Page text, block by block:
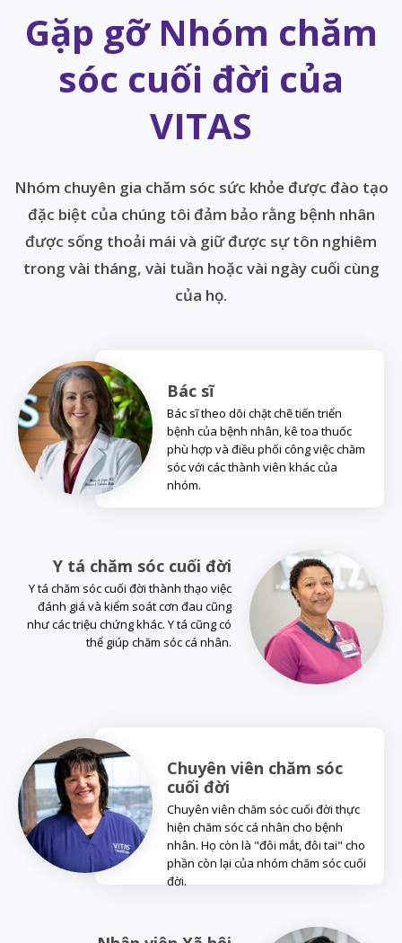
Gặp gỡ Nhóm chăm
sóc cuối đời của
VITAS
Nhóm chuyên gia chăm sóc sức khỏe được đào tạo
đặc biệt của chúng tôi đảm bảo rằng bệnh nhân
được sống thoải mái và giữ được sự tôn nghiêm
trong vài tháng, vài tuần hoặc vài ngày cuối cùng
của họ.
Bác sĩ
Bác sĩ theo dõi chặt chẽ tiến triển
bệnh của bệnh nhân, kê toa thuốc
phù hợp và điều phối công việc chăm
sóc với các thành viên khác của
nhóm.
Y tá chăm sóc cuối đời
Y tá chăm sóc cuối đời thành thạo việc
đánh giá và kiểm soát cơn đau cũng
như các triệu chứng khác. Y tá cũng có
thể giúp chăm sóc cá nhân.
Chuyên viên chăm sóc
cuối đời
Chuyên viên chăm sóc cuối đời thực
hiện chăm sóc cá nhân cho bệnh
nhân. Họ còn là "đôi mắt, đôi tai" cho
phần còn lại của nhóm chăm sóc cuối
đời.